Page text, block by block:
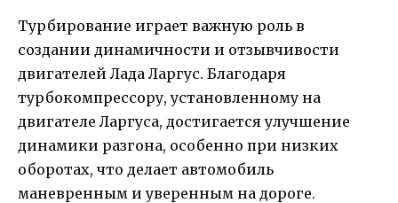
Турбирование играет важную роль в
создании динамичности и отзывчивости
двигателей Лада Ларгус. Благодаря
турбокомпрессору, установленному на
двигателе Ларгуса, достигается улучшение
динамики разгона, особенно при низких
оборотах, что делает автомобиль
маневренным и уверенным на дороге.